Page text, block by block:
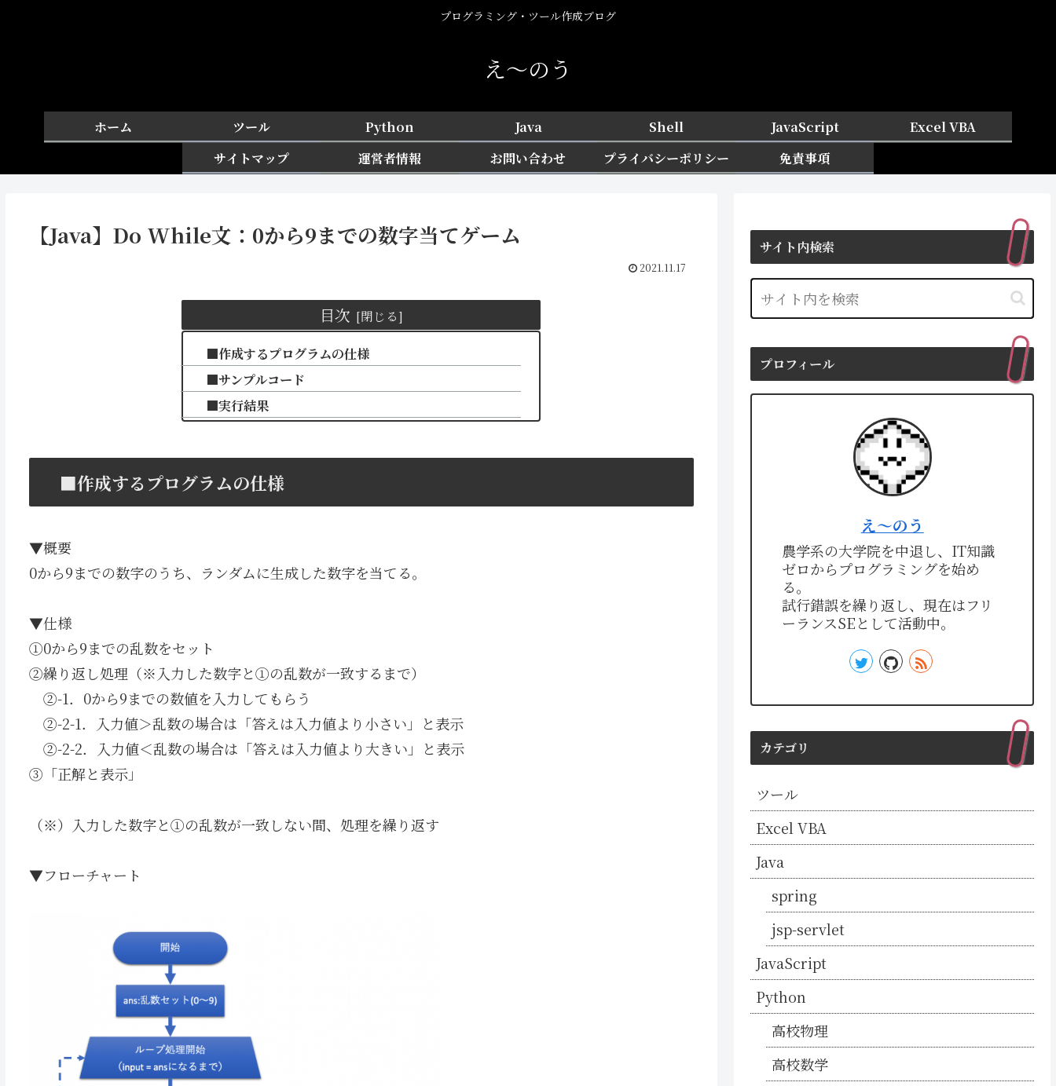
プログラミング・ツール作成ブログ
え〜のう
ホーム ツール Python Java Shell JavaScript
Excel VBA
サイトマップ
運営者情報 お問い合わせ プライバシーポリシー 免責事項
【Java】Do While文：0から9までの数字当てゲーム
2021.11.17
目次
■作成するプログラムの仕様
■サンプルコード
■実行結果
■作成するプログラムの仕様
▼概要
0から9までの数字のうち、ランダムに生成した数字を当てる。
▼仕様
①0から9までの乱数をセット
②繰り返し処理（※入力した数字と①の乱数が一致するまで）
②-1．0から9までの数値を入力してもらう
②-2-1．入力値＞乱数の場合は「答えは入力値より小さい」と表示
②-2-2．入力値＜乱数の場合は「答えは入力値より大きい」と表示
③「正解と表示」
（※）入力した数字と①の乱数が一致しない間、処理を繰り返す
▼フローチャート
サイト内検索
プロフィール
え〜のう
農学系の大学院を中退し、IT知識
ゼロからプログラミングを始め
る。
試行錯誤を繰り返し、現在はフリ
ーランスSEとして活動中。
カテゴリ
ツール
Excel VBA
Java
spring
jsp-servlet
JavaScript
Python
高校物理
高校数学